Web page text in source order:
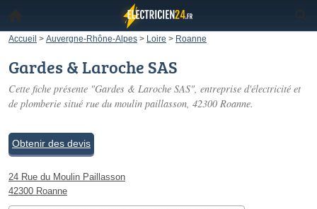
Accueil > Auvergne-Rhône-Alpes > Loire > Roanne
Gardes & Laroche SAS
Cette fiche présente "Gardes & Laroche SAS", entreprise d'électricité et
de plomberie situé rue du moulin paillasson, 42300 Roanne.
Obtenir des devis
24 Rue du Moulin Paillasson
42300 Roanne